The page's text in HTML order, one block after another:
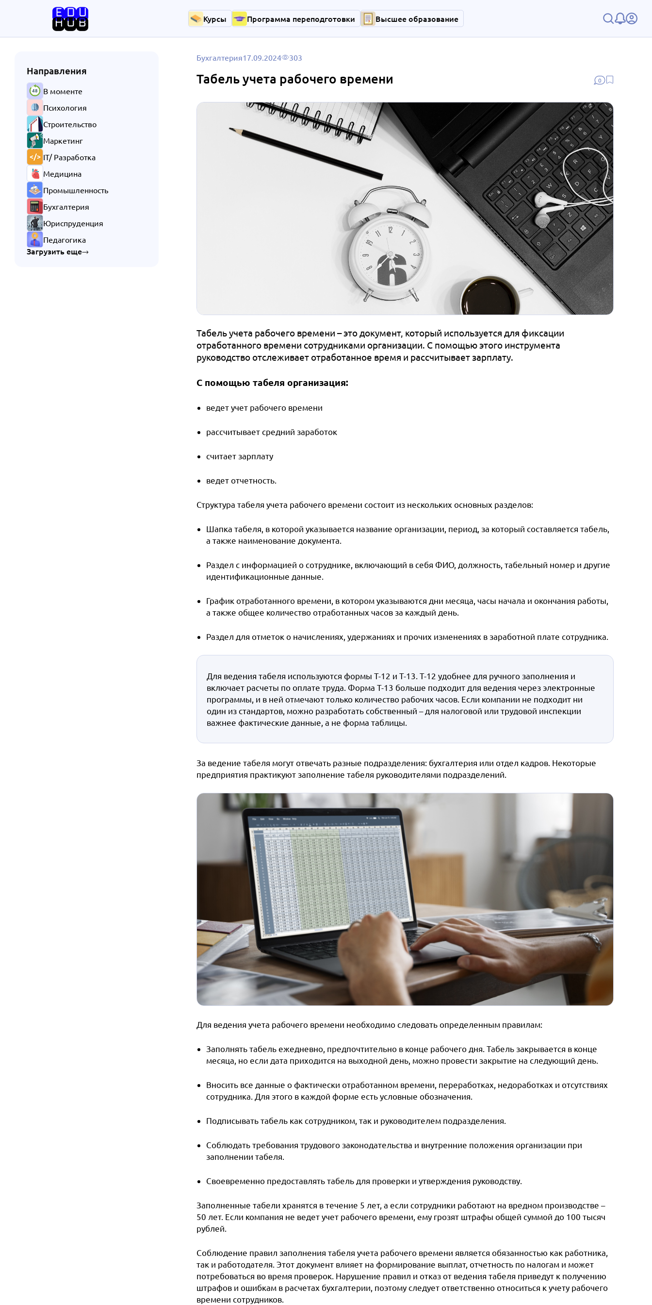
Курсы Программа переподготовки Высшее образование
Направления
В моменте
Психология
Строительство
Маркетинг
IT/ Разработка
Медицина
Промышленность
Бухгалтерия
Юриспруденция
Педагогика
Загрузить еще
0
Бухгалтерия17.09.2024 303
Табель учета рабочего времени
Табель учета рабочего времени – это документ, который используется для фиксации
отработанного времени сотрудниками организации. С помощью этого инструмента
руководство отслеживает отработанное время и рассчитывает зарплату.
С помощью табеля организация:
ведет учет рабочего времени
рассчитывает средний заработок
считает зарплату
ведет отчетность.
Структура табеля учета рабочего времени состоит из нескольких основных разделов:
Шапка табеля, в которой указывается название организации, период, за который составляется табель,
а также наименование документа.
Раздел с информацией о сотруднике, включающий в себя ФИО, должность, табельный номер и другие
идентификационные данные.
График отработанного времени, в котором указываются дни месяца, часы начала и окончания работы,
а также общее количество отработанных часов за каждый день.
Раздел для отметок о начислениях, удержаниях и прочих изменениях в заработной плате сотрудника.
Для ведения табеля используются формы Т-12 и Т-13. Т-12 удобнее для ручного заполнения и
включает расчеты по оплате труда. Форма Т-13 больше подходит для ведения через электронные
программы, и в ней отмечают только количество рабочих часов. Если компании не подходит ни
один из стандартов, можно разработать собственный – для налоговой или трудовой инспекции
важнее фактические данные, а не форма таблицы.
За ведение табеля могут отвечать разные подразделения: бухгалтерия или отдел кадров. Некоторые
предприятия практикуют заполнение табеля руководителями подразделений.
Для ведения учета рабочего времени необходимо следовать определенным правилам:
Заполнять табель ежедневно, предпочтительно в конце рабочего дня. Табель закрывается в конце
месяца, но если дата приходится на выходной день, можно провести закрытие на следующий день.
Вносить все данные о фактически отработанном времени, переработках, недоработках и отсутствиях
сотрудника. Для этого в каждой форме есть условные обозначения.
Подписывать табель как сотрудником, так и руководителем подразделения.
Соблюдать требования трудового законодательства и внутренние положения организации при
заполнении табеля.
Своевременно предоставлять табель для проверки и утверждения руководству.
Заполненные табели хранятся в течение 5 лет, а если сотрудники работают на вредном производстве –
50 лет. Если компания не ведет учет рабочего времени, ему грозят штрафы общей суммой до 100 тысяч
рублей.
Соблюдение правил заполнения табеля учета рабочего времени является обязанностью как работника,
так и работодателя. Этот документ влияет на формирование выплат, отчетность по налогам и может
потребоваться во время проверок. Нарушение правил и отказ от ведения табеля приведут к получению
штрафов и ошибкам в расчетах бухгалтерии, поэтому следует ответственно относиться к учету рабочего
времени сотрудников.